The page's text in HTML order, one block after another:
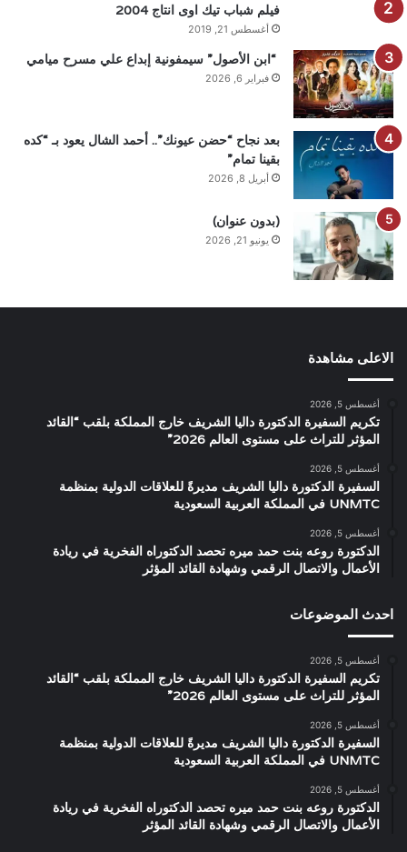
فيلم شباب تيك اوى انتاج 2004
أغسطس 21, 2019
“ابن الأصول” سيمفونية إبداع علي مسرح ميامي
فبراير 6, 2026
بعد نجاح “حضن عيونك”.. أحمد الشال يعود بـ “كده
بقينا تمام”
أبريل 8, 2026
(بدون عنوان)
يونيو 21, 2026
الاعلى مشاهدة
أغسطس 5, 2026
تكريم السفيرة الدكتورة داليا الشريف خارج المملكة بلقب “القائد
المؤثر للتراث على مستوى العالم 2026”
أغسطس 5, 2026
السفيرة الدكتورة داليا الشريف مديرةً للعلاقات الدولية بمنظمة
UNMTC في المملكة العربية السعودية
أغسطس 5, 2026
الدكتورة روعه بنت حمد ميره تحصد الدكتوراه الفخرية في ريادة
الأعمال والاتصال الرقمي وشهادة القائد المؤثر
احدث الموضوعات
أغسطس 5, 2026
تكريم السفيرة الدكتورة داليا الشريف خارج المملكة بلقب “القائد
المؤثر للتراث على مستوى العالم 2026”
أغسطس 5, 2026
السفيرة الدكتورة داليا الشريف مديرةً للعلاقات الدولية بمنظمة
UNMTC في المملكة العربية السعودية
أغسطس 5, 2026
الدكتورة روعه بنت حمد ميره تحصد الدكتوراه الفخرية في ريادة
الأعمال والاتصال الرقمي وشهادة القائد المؤثر